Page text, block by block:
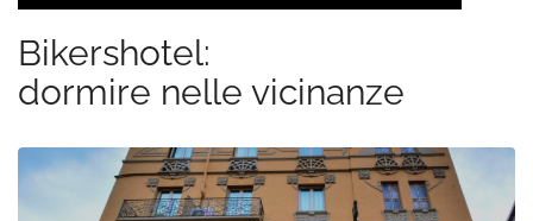
Bikershotel:
dormire nelle vicinanze